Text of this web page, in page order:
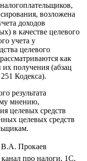
возложена
доходов
в качестве целевого
учета у
целевого
как
получения (абзац
Кодекса).
результата
мнению,
целевых средств
целевых средств
В.А. Прокаев
про налоги, 1С,